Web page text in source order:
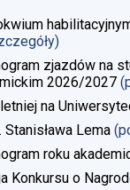
zjazdów na
2026/2027
na
Lema
roku
Konkursu o